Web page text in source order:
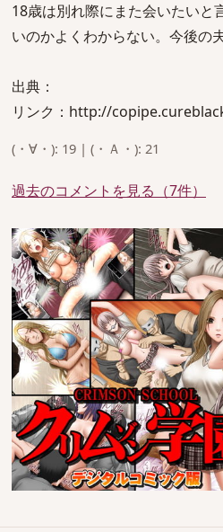
18歳は別れ際にまた会いたいと
いのかよくわからない。今後の
出典：
リンク：http://
(・∀・): 19 | (・Ａ・): 21
過去のコメントを見る（7件）